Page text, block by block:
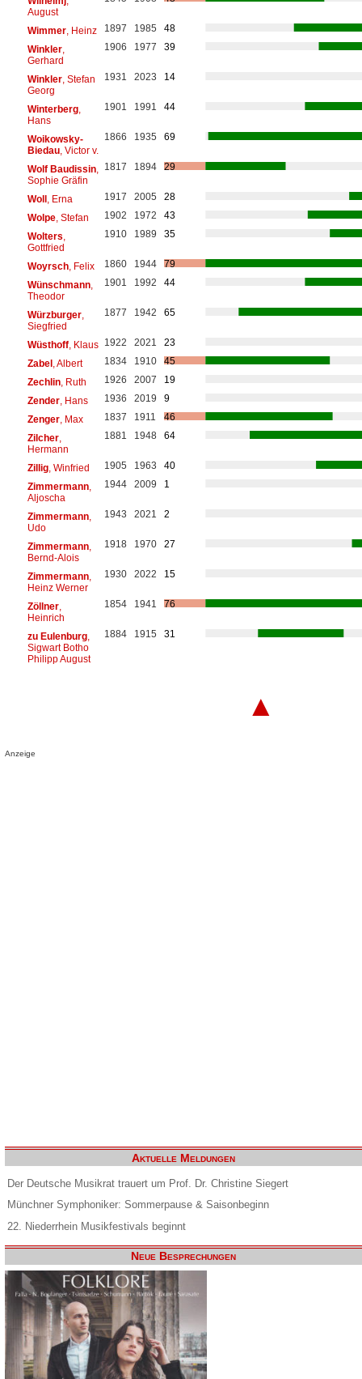
August
Wimmer, Heinz 1897 1985
48
Winkler,
Gerhard
1906 1977 39
Winkler, Stefan
Georg
1931 2023 14
Winterberg,
Hans
1901 1991 44
Woikowsky-
Biedau, Victor v.
1866 1935 69
Wolf Baudissin,
Sophie Gräfin
1817 1894 29
Woll, Erna 1917 2005
28
Wolpe, Stefan 1902 1972
43
Wolters
Gottfried
1910 1989 35
Woyrsch, Felix 1860 1944
79
Wünschmann,
Theodor
1901 1992 44
Würzburger,
Siegfried
1877 1942 65
Wüsthoff, Klaus 1922 2021
23
Zabel, Albert 1834 1910
45
Zechlin, Ruth 1926 2007
19
Zender, Hans 1936 2019
9
Zenger, Max 1837 1911
46
Zilcher,
Hermann
1881 1948 64
Zillig, Winfried 1905 1963
40
Zimmermann,
Aljoscha
1944 2009 1
Zimmermann,
Udo
1943 2021 2
Zimmermann,
Bernd-Alois
1918 1970 27
Zimmermann,
Heinz Werner
1930 2022 15
Zöllner,
Heinrich
1854 1941 76
zu Eulenburg,
Sigwart Botho
Philipp August
1884 1915 31
▲
Anzeige
Aktuelle Meldungen
Der Deutsche Musikrat trauert um Prof. Dr. Christine Siegert
Münchner Symphoniker: Sommerpause & Saisonbeginn
22. Niederrhein Musikfestivals beginnt
Neue Besprechungen